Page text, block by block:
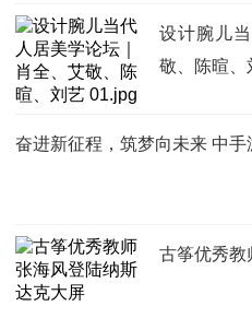
设计腕儿
敬、陈暄、
奋进新征程，筑梦向未来 中
古筝优秀教